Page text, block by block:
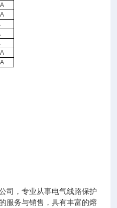
司，专业从事电气线路保护
服务与销售，具有丰富的熔